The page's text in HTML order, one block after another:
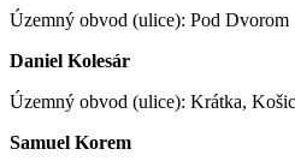
Územný obvod (ulice): Pod Dvorom
Daniel Kolesár
Územný obvod (ulice): Krátka,
Samuel Korem